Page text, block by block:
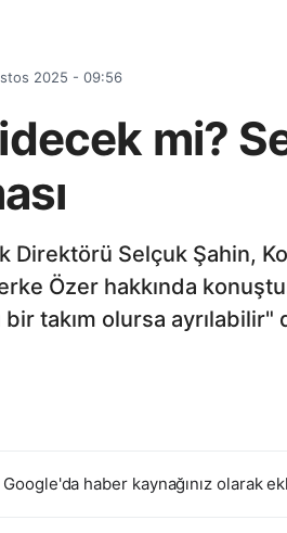
2025 - 09:56
mi?
Direktörü Selçuk Şahin,
Özer hakkında
takım olursa ayrılabilir"
Google'da haber kaynağınız olarak